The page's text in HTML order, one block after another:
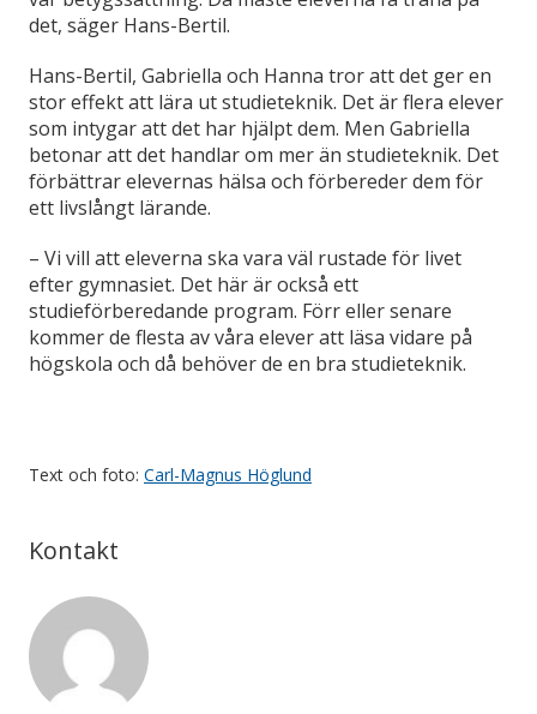
det, säger Hans-Bertil.
Hans-Bertil, Gabriella och Hanna tror att det ger en
stor effekt att lära ut studieteknik. Det är flera elever
som intygar att det har hjälpt dem. Men Gabriella
betonar att det handlar om mer än studieteknik. Det
förbättrar elevernas hälsa och förbereder dem för
ett livslångt lärande.
– Vi vill att eleverna ska vara väl rustade för livet
efter gymnasiet. Det här är också ett
studieförberedande program. Förr eller senare
kommer de flesta av våra elever att läsa vidare på
högskola och då behöver de en bra studieteknik.
Text och foto: Carl-Magnus Höglund
Kontakt